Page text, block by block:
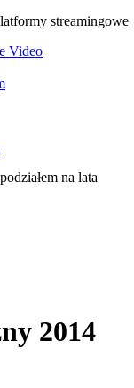
streamingowe
Video
na lata
2014